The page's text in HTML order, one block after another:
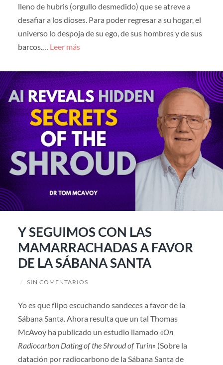
lleno de hubris (orgullo desmedido) que se atreve a
desafiar a los dioses. Para poder regresar a su hogar, el
universo lo despoja de su ego, de sus hombres y de sus
barcos.… Leer más
Y SEGUIMOS CON LAS
MAMARRACHADAS A FAVOR
DE LA SÁBANA SANTA
/ SIN COMENTARIOS
Yo es que flipo escuchando sandeces a favor de la
Sábana Santa. Ahora resulta que un tal Thomas
McAvoy ha publicado un estudio llamado «On
Radiocarbon Dating of the Shroud of Turin» (Sobre la
datación por radiocarbono de la Sábana Santa de